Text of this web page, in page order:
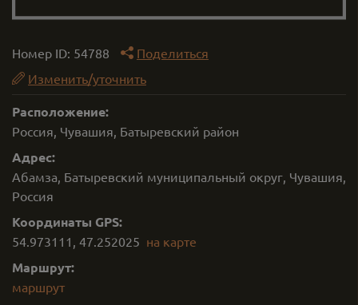
Номер ID: 54788
Поделиться
Изменить/уточнить
Расположение:
Россия, Чувашия, Батыревский район
Адрес:
Абамза, Батыревский муниципальный округ, Чувашия,
Россия
Координаты GPS:
54.973111 , 47.252025 на карте
Маршрут:
маршрут